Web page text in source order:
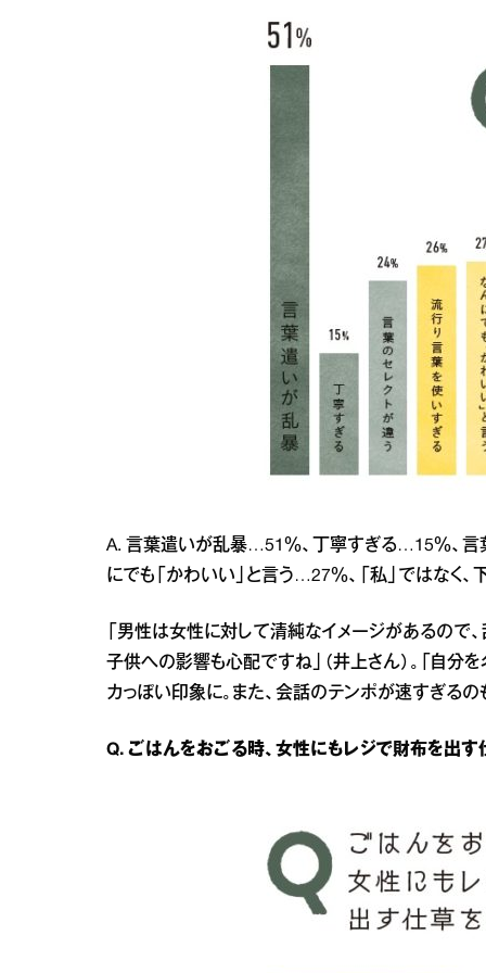
A. 言葉遣いが乱暴…51％、丁寧すぎる…15％、言
にでも「かわいい」と言う…27％、「私」ではなく
「男性は女性に対して清純なイメージがあるので
子供への影響も心配ですね」（井上さん）。「自
カっぽい印象に。また、会話のテンポが速すぎるの
Q. ごはんをおごる時、女性にもレジで財布を出す